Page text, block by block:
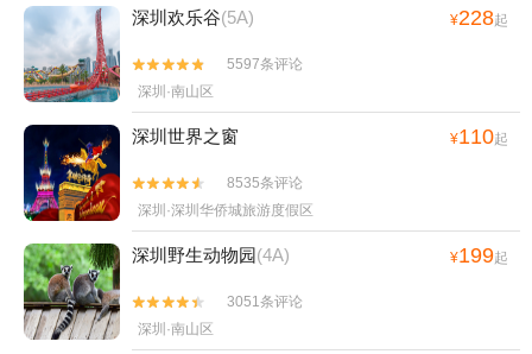
深圳欢乐谷(5A) ¥228起


5597条评论
深圳·南山区
深圳世界之窗 ¥110起


8535条评论
深圳·深圳华侨城旅游度假区
深圳野生动物园(4A) ¥199起


3051条评论
深圳·南山区